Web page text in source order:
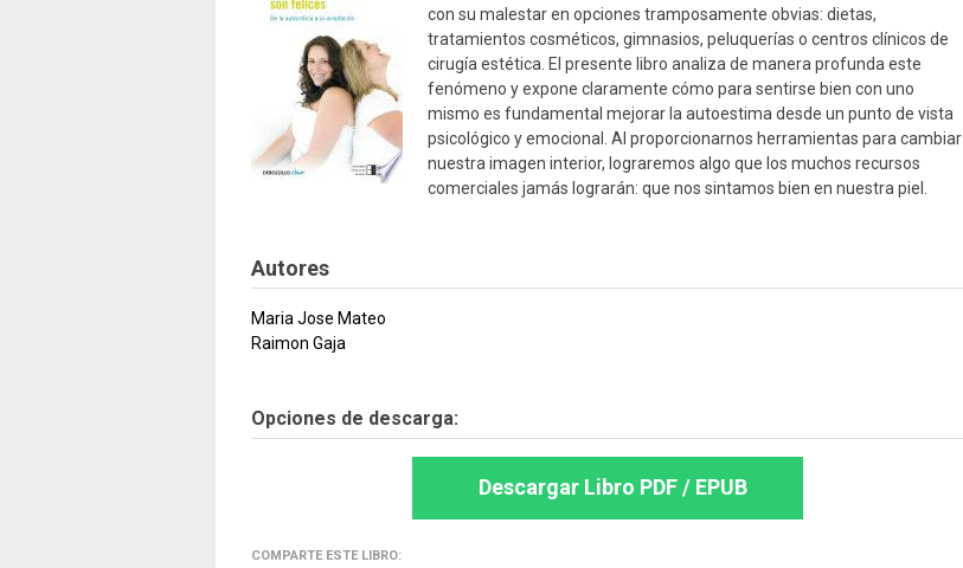
con su malestar en opciones tramposamente obvias: dietas,
tratamientos cosméticos, gimnasios, peluquerías o centros clínicos de
cirugía estética. El presente libro analiza de manera profunda este
fenómeno y expone claramente cómo para sentirse bien con uno
mismo es fundamental mejorar la autoestima desde un punto de vista
psicológico y emocional. Al proporcionarnos herramientas para cambiar
nuestra imagen interior, lograremos algo que los muchos recursos
comerciales jamás lograrán: que nos sintamos bien en nuestra piel.
Autores
Maria Jose Mateo
Raimon Gaja
Opciones de descarga:
Descargar Libro PDF / EPUB
COMPARTE ESTE LIBRO: